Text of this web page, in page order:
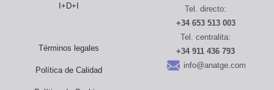
I+D+I
Términos legales
Política de Calidad
Tel. directo:
+34 653 513 003
Tel. centralita:
+34 911 436 793
info@anatge.com